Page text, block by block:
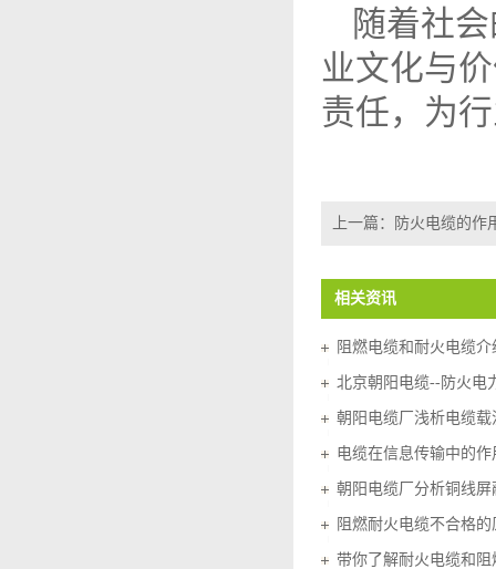
随着社
业文化与
责任，为
上一篇： 防火电缆的作
相关资讯
阻燃电缆和耐火电缆介
北京朝阳电缆--防火电
朝阳电缆厂浅析电缆载
电缆在信息传输中的作
朝阳电缆厂分析铜线
阻燃耐火电缆不合格的
带你了解耐火电缆和阻